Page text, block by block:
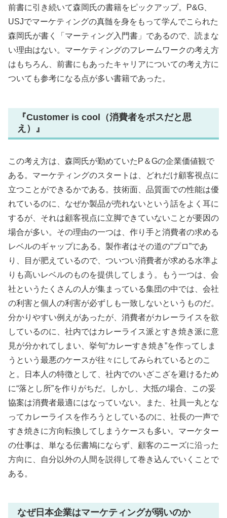
前書に引き続いて森岡氏の書籍をピックアップ。P&G、
USJでマーケティングの真髄を身をもって学んでこられた
森岡氏が書く「マーティング入門書」であるので、読まな
い理由はない。マーケティングのフレームワークの考え方
はもちろん、前書にもあったキャリアについての考え方に
ついても参考になる点が多い書籍であった。
『Customer is cool（消費者をボスだと思
え）』
この考え方は、森岡氏が勤めていたP＆Gの企業価値観で
ある。マーケティングのスタートは、どれだけ顧客視点に
立つことができるかである。技術面、品質面での性能は優
れているのに、なぜか製品が売れないという話をよく耳に
するが、それは顧客視点に立脚できていないことが要因の
場合が多い。その理由の一つは、作り手と消費者の求める
レベルのギャップにある。製作者はその道の“プロ”であ
り、目が肥えているので、ついつい消費者が求める水準よ
りも高いレベルのものを提供してしまう。もう一つは、会
社というたくさんの人が集まっている集団の中では、会社
の利害と個人の利害が必ずしも一致しないというものだ。
分かりやすい例えがあったが、消費者がカレーライスを欲
しているのに、社内ではカレーライス派とすき焼き派に意
見が分かれてしまい、挙句“カレーすき焼き”を作ってしま
うという最悪のケースが往々にしてみられているとのこ
と。日本人の特徴として、社内でのいざこざを避けるため
に“落とし所”を作りがちだ。しかし、大抵の場合、この妥
協案は消費者最適にはなっていない。また、社員一丸とな
ってカレーライスを作ろうとしているのに、社長の一声で
すき焼きに方向転換してしまうケースも多い。マーケター
の仕事は、単なる伝書鳩にならず、顧客のニーズに沿った
方向に、自分以外の人間を説得して巻き込んでいくことで
ある。
なぜ日本企業はマーケティングが弱いのか